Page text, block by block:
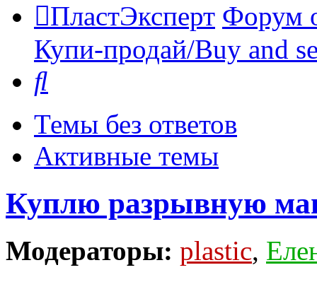
ПластЭксперт Форум
Купи-продай/Buy and
Темы без ответов
Активные темы
Куплю разрывную
Модераторы: plastic,